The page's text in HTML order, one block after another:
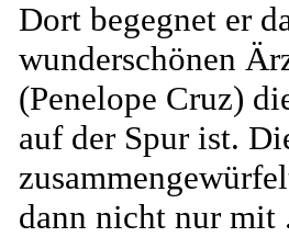
Dort begegnet er
wunderschönen
(Penelope Cruz)
auf der Spur ist.
dann nicht nur mit